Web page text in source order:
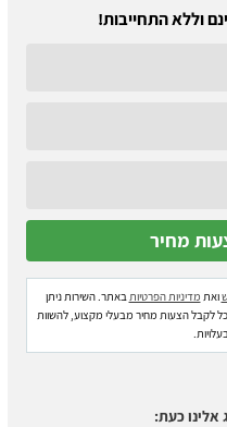
וללא התחייבות!
ואת מדיניות הפרטיות באתר. השירות ניתן
לקבל הצעות מחיר מבעלי מקצוע, להשוות
אלינו כעת: